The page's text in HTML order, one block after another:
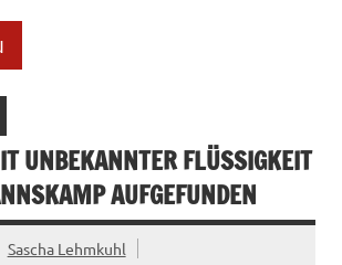
UNBEKANNTER FLÜSSIGKEIT
AUFGEFUNDEN
Sascha Lehmkuhl